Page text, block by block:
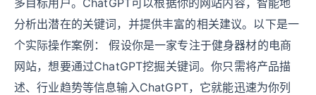
多目标用户。ChatGPT可以根据你的网站内容，智能地
分析出潜在的关键词，并提供丰富的相关建议。以下是一
个实际操作案例： 假设你是一家专注于健身器材的电商
网站，想要通过ChatGPT挖掘关键词。你只需将产品描
述、行业趋势等信息输入ChatGPT，它就能迅速为你列